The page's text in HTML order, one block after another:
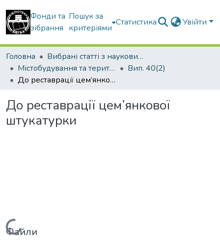
Фонди та
зібрання
Пошук за
критеріями
Статистика Увійти
Головна
Вибрані статті з наукових збірників КНУБА
Містобудування та територіальне планування
Вип. 40(2)
До реставрації цем’янкової штукатурки
До реставрації цем’янкової
штукатурки
Вантажиться...
Файли